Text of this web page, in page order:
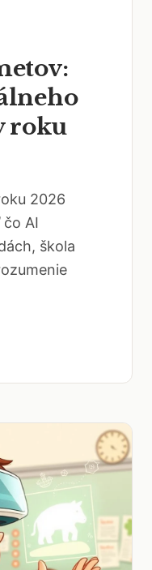
roku
2026
AI
škola